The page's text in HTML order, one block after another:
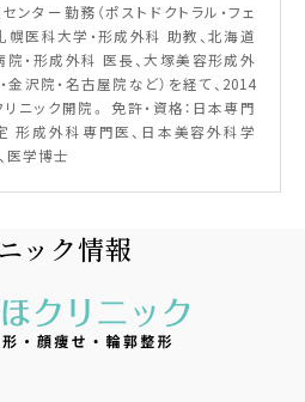
ンター勤務（ポストドクトラル・フェ
幌医科大学・形成外科 助教、北海道
院・形成外科 医長、大塚美容形成外
金沢院・名古屋院など）を経て、2014
ニック開院。 免許・資格：日本専門
形成外科専門医、日本美容外科学
医学博士
ック情報